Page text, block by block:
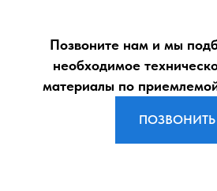
Позвоните нам и мы
необходимое
материалы по
ПОЗВОНИТЬ